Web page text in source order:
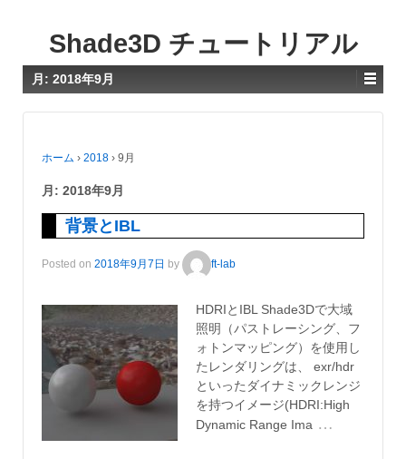
Shade3D チュートリアル
月: 2018年9月
ホーム › 2018 › 9月
月: 2018年9月
背景とIBL
Posted on 2018年9月7日 by ft-lab
HDRIとIBL Shade3Dで大域
照明（パストレーシング、フ
ォトンマッピング）を使用し
たレンダリングは、 exr/hdr
といったダイナミックレンジ
を持つイメージ(HDRI:High
Dynamic Range Ima …